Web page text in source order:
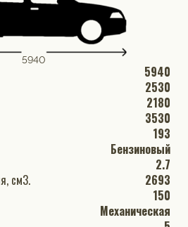
5940
5940
2530
2180
3530
193
Бензиновый
2.7
Рабочий объем двигателя, см3.
2693
150
Механическая